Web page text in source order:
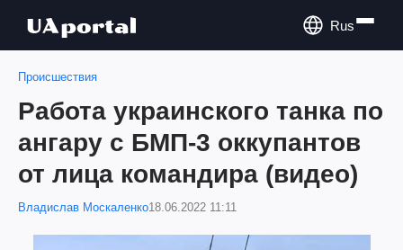
Rus
Происшествия
Работа украинского танка по
ангару с БМП-3 оккупантов
от лица командира (видео)
Владислав Москаленко18.06.2022 11:11